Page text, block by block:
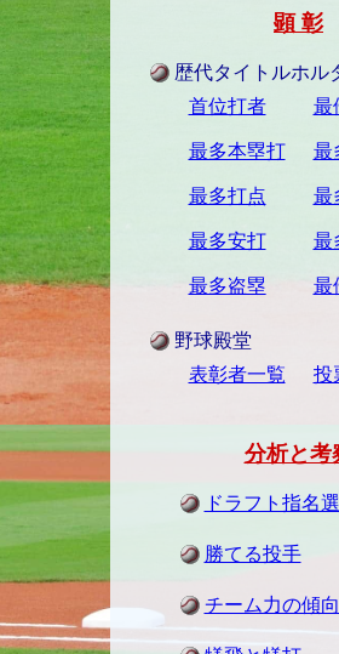
顕 彰
歴代タイトルホル
首位打者
最
最多本塁打 最
最多打点 最
最多安打 最
最多盗塁 最
野球殿堂
表彰者一覧
投
分析と考
ドラフト指名
勝てる投手
チーム力の傾向